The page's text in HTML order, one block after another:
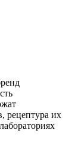
рецептура их